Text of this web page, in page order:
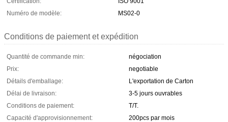
Numéro de modèle:
MS02-0
Conditions de paiement et expédition
Quantité de commande min:
négociation
Prix:
negotiable
Détails d'emballage:
L'exportation de Carton
Délai de livraison:
3-5 jours ouvrables
Conditions de paiement:
T/T.
Capacité d'approvisionnement:
200pcs par mois